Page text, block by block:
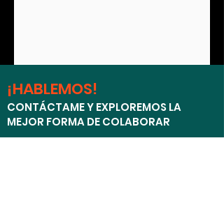
¡HABLEMOS!
CONTÁCTAME Y EXPLOREMOS LA
MEJOR FORMA DE COLABORAR